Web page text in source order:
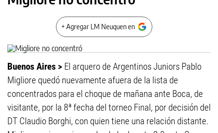
+ Agregar LM Neuquen en
Buenos Aires > El arquero de Argentinos Juniors Pablo
Migliore quedó nuevamente afuera de la lista de
concentrados para el choque de mañana ante Boca, de
visitante, por la 8ª fecha del torneo Final, por decisión del
DT Claudio Borghi, con quien tiene una relación distante.